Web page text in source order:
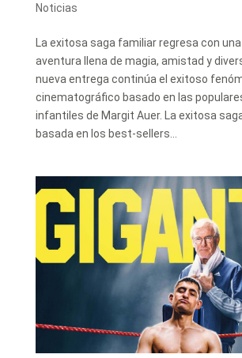
Noticias
La exitosa saga familiar regresa con
aventura llena de magia, amistad y
nueva entrega continúa el exitoso
cinematográfico basado en las
infantiles de Margit Auer. La exitosa
basada en los best-sellers...